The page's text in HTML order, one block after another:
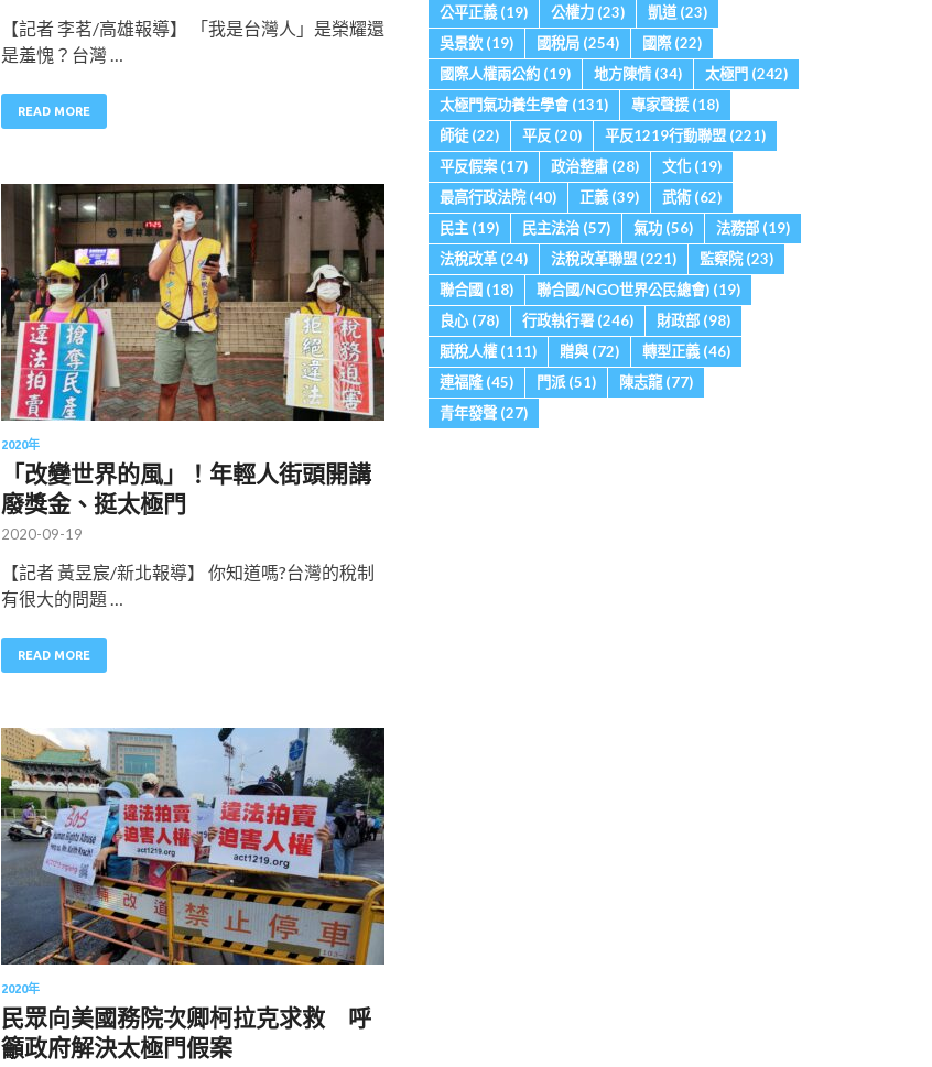
【記者 李茗/高雄報導】 「我是台灣人」是榮耀還
是羞愧？台灣 …
READ MORE
2020年
「改變世界的風」！年輕人街頭開講
廢獎金、挺太極門
2020-09-19
【記者 黃昱宸/新北報導】 你知道嗎?台灣的稅制
有很大的問題 …
READ MORE
2020年
民眾向美國務院次卿柯拉克求救 呼
籲政府解決太極門假案
公平正義 (19) 公權力 (23) 凱道(23)
吳景欽 (19) 國稅局 (254) 國際(22)
國際人權兩公約 (19) 地方陳情(34) 太極門 (242)
太極門氣功養生學會(131) 專家聲援(18)
師徒(22) 平反 (20) 平反1219行動聯盟 (221)
平反假案(17) 政治整肅 (28) 文化 (19)
最高行政法院(40) 正義 (39) 武術(62)
民主 (19) 民主法治 (57) 氣功 (56) 法務部 (19)
法稅改革 (24) 法稅改革聯盟 (221) 監察院(23)
聯合國 (18) 聯合國/NGO世界公民總會) (19)
良心(78) 行政執行署 (246) 財政部 (98)
賦稅人權(111) 贈與(72) 轉型正義 (46)
連福隆(45) 門派(51) 陳志龍(77)
青年發聲 (27)